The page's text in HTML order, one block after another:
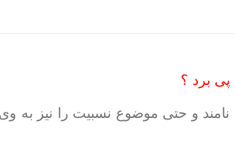
پی برد ؟
نامند و حتی موضوع نسبیت را نیز به